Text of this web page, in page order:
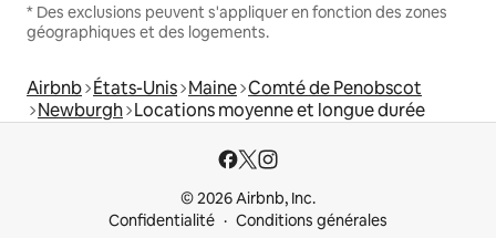
* Des exclusions peuvent s'appliquer en fonction des zones
géographiques et des logements.
Airbnb États-Unis Maine Comté de Penobscot
Newburgh Locations moyenne et longue durée
© 2026 Airbnb, Inc.
Confidentialité
Conditions générales